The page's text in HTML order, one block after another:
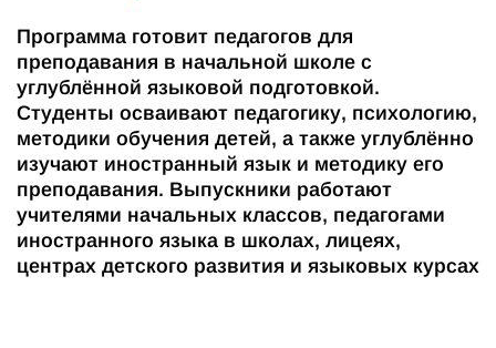
Программа готовит педагогов для
преподавания в начальной школе с
углублённой языковой подготовкой.
Студенты осваивают педагогику, психологию,
методики обучения детей, а также углублённо
изучают иностранный язык и методику его
преподавания. Выпускники работают
учителями начальных классов, педагогами
иностранного языка в школах, лицеях,
центрах детского развития и языковых курсах